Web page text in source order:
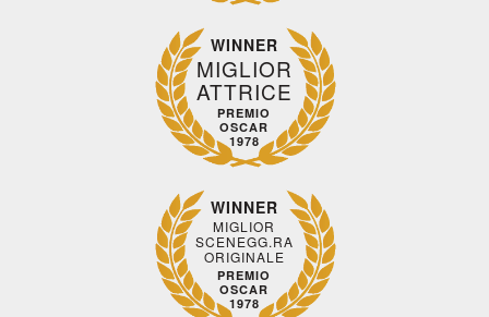
WINNER
MIGLIOR
ATTRICE
PREMIO
OSCAR
1978
WINNER
MIGLIOR
SCENEGG.RA
ORIGINALE
PREMIO
OSCAR
1978